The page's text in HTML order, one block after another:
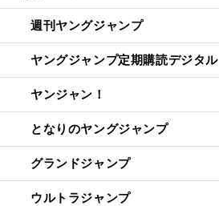
週刊ヤングジャンプ
ヤングジャンプ定期購読デジタル
ヤンジャン！
となりのヤングジャンプ
グランドジャンプ
ウルトラジャンプ